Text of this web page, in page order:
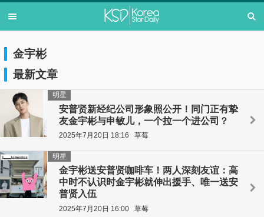
金宇彬
最新文章
安普贤新经纪公司形象照公开！同门正有挚
友金宇彬与申敏儿，一个拉一个进公司？
明星
2025年7月20日 18:16 草莓
金宇彬送安普贤咖啡车！两人深刻友谊：高
中时不认识时金宇彬就伸出援手、唯一送安
普贤入伍
明星
2025年7月20日 16:00 草莓